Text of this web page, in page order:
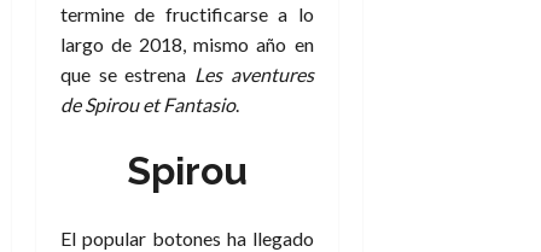
termine de fructificarse a lo
largo de 2018, mismo año en
que se estrena Les aventures
de Spirou et Fantasio.
Spirou
El popular botones ha llegado